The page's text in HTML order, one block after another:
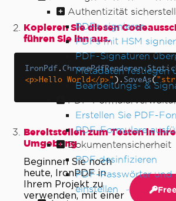
Authentizität
PDFs signieren
PDFs mit HSM
PDF-Signaturen
Metadaten festlegen
Bearbeitungs- &
PDF-
Erstellen Sie PDF-
PDF-Formulare
Dokumentensicherheit
PDF desinfizieren
PDF-Passwörter und
einstellen
Kopieren Sie diesen
führen Sie ihn aus.
IronPdf . ChromePdfRenderer.
<p>Hello World</p>" ). SaveAs(
Bereitstellen zum Testen in
Umgebung
Beginnen Sie noch
heute, IronPDF in
Ihrem Projekt zu
verwenden, mit einer